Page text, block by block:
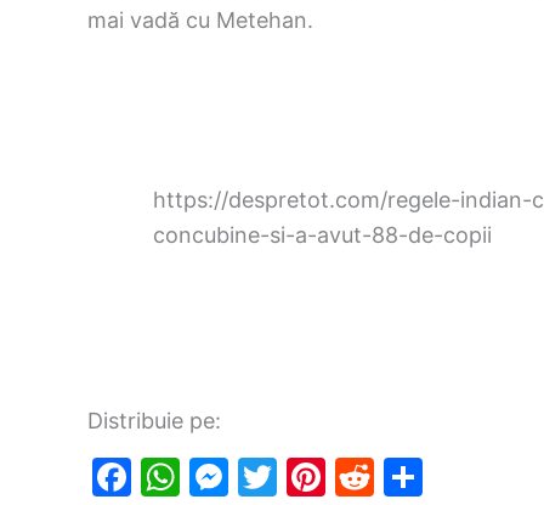
mai vadă cu Metehan.
https://despretot.com/regele-
concubine-si-a-avut-88-de-copii
Distribuie pe:
F
W M T
Pi R